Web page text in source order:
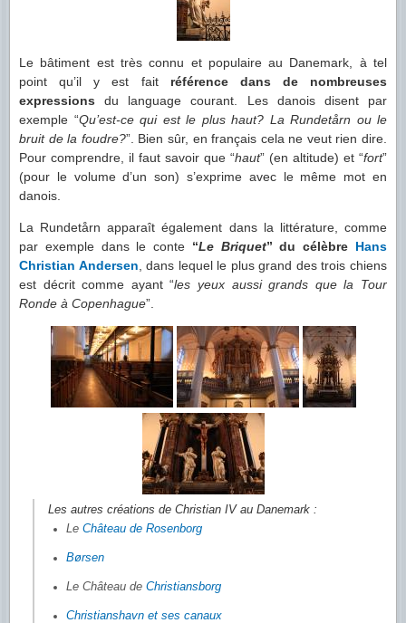
Le bâtiment est très connu et populaire au Danemark, à tel
point qu’il y est fait référence dans de nombreuses
expressions du language courant. Les danois disent par
exemple “Qu’est-ce qui est le plus haut? La Rundetårn ou le
bruit de la foudre?”. Bien sûr, en français cela ne veut rien dire.
Pour comprendre, il faut savoir que “haut” (en altitude) et “fort”
(pour le volume d’un son) s’exprime avec le même mot en
danois.
La Rundetårn apparaît également dans la littérature, comme
par exemple dans le conte “Le Briquet” du célèbre Hans
Christian Andersen , dans lequel le plus grand des trois chiens
est décrit comme ayant “les yeux aussi grands que la Tour
Ronde à Copenhague”.
Les autres créations de Christian IV au Danemark :
Le Château de Rosenborg
Børsen
Le Château de Christiansborg
Christianshavn et ses canaux